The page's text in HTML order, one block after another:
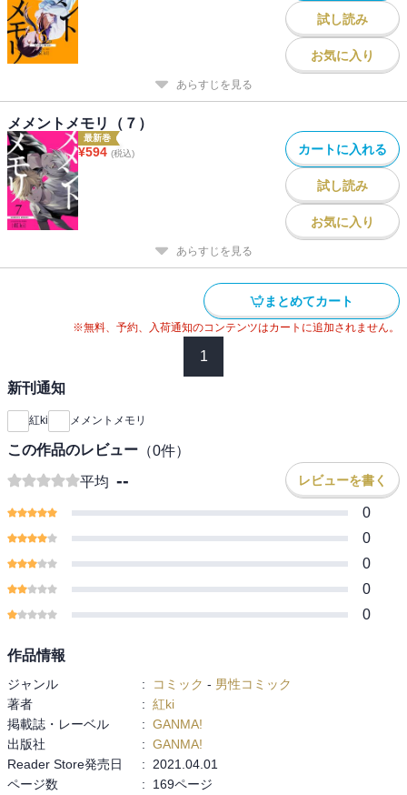
試し読み
お気に入り
あらすじを見る
メメントメモリ（７）
最新巻
¥594 (税込) カートに入れる
試し読み
お気に入り
あらすじを見る
まとめてカート
※無料、予約、入荷通知のコンテンツはカートに追加されません。
1
新刊通知
紅ki メメントメモリ
この作品のレビュー （0件）
平均 -- レビューを書く
0
0
0
0
0
作品情報
ジャンル : コミック - 男性コミック
著者
: 紅ki
掲載誌・レーベル
: GANMA!
出版社
: GANMA!
Reader Store発売日
:
2021.04.01
ページ数
:
169ページ